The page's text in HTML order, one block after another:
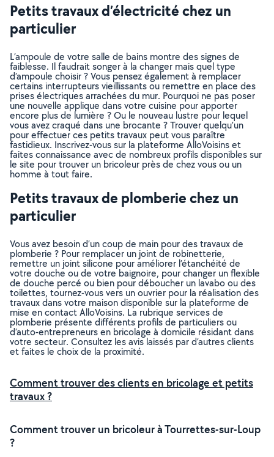
Petits travaux d’électricité chez un
particulier
L’ampoule de votre salle de bains montre des signes de
faiblesse. Il faudrait songer à la changer mais quel type
d’ampoule choisir ? Vous pensez également à remplacer
certains interrupteurs vieillissants ou remettre en place des
prises électriques arrachées du mur. Pourquoi ne pas poser
une nouvelle applique dans votre cuisine pour apporter
encore plus de lumière ? Ou le nouveau lustre pour lequel
vous avez craqué dans une brocante ? Trouver quelqu’un
pour effectuer ces petits travaux peut vous paraître
fastidieux. Inscrivez-vous sur la plateforme AlloVoisins et
faites connaissance avec de nombreux profils disponibles sur
le site pour trouver un bricoleur près de chez vous ou un
homme à tout faire.
Petits travaux de plomberie chez un
particulier
Vous avez besoin d’un coup de main pour des travaux de
plomberie ? Pour remplacer un joint de robinetterie,
remettre un joint silicone pour améliorer l’étanchéité de
votre douche ou de votre baignoire, pour changer un flexible
de douche percé ou bien pour déboucher un lavabo ou des
toilettes, tournez-vous vers un ouvrier pour la réalisation des
travaux dans votre maison disponible sur la plateforme de
mise en contact AlloVoisins. La rubrique services de
plomberie présente différents profils de particuliers ou
d’auto-entrepreneurs en bricolage à domicile résidant dans
votre secteur. Consultez les avis laissés par d’autres clients
et faites le choix de la proximité.
Comment trouver des clients en bricolage et petits
travaux ?
Comment trouver un bricoleur à Tourrettes-sur-Loup
?